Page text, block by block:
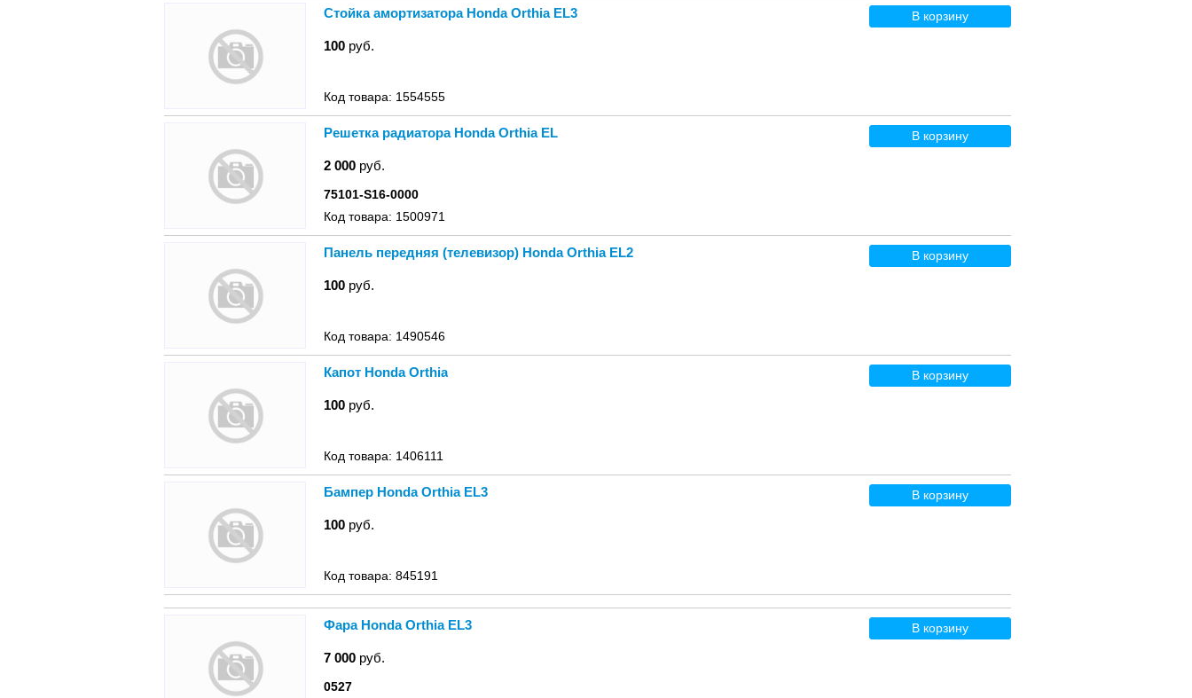
Стойка амортизатора Honda Orthia EL3
100 руб.
Код товара: 1554555
В корзину
Решетка радиатора Honda Orthia EL
2 000 руб.
75101-S16-0000
Код товара: 1500971
В корзину
Панель передняя (телевизор) Honda Orthia EL2
100 руб.
Код товара: 1490546
В корзину
Капот Honda Orthia
100 руб.
Код товара: 1406111
В корзину
Бампер Honda Orthia EL3
100 руб.
Код товара: 845191
В корзину
Фара Honda Orthia EL3
7 000 руб.
0527
В корзину